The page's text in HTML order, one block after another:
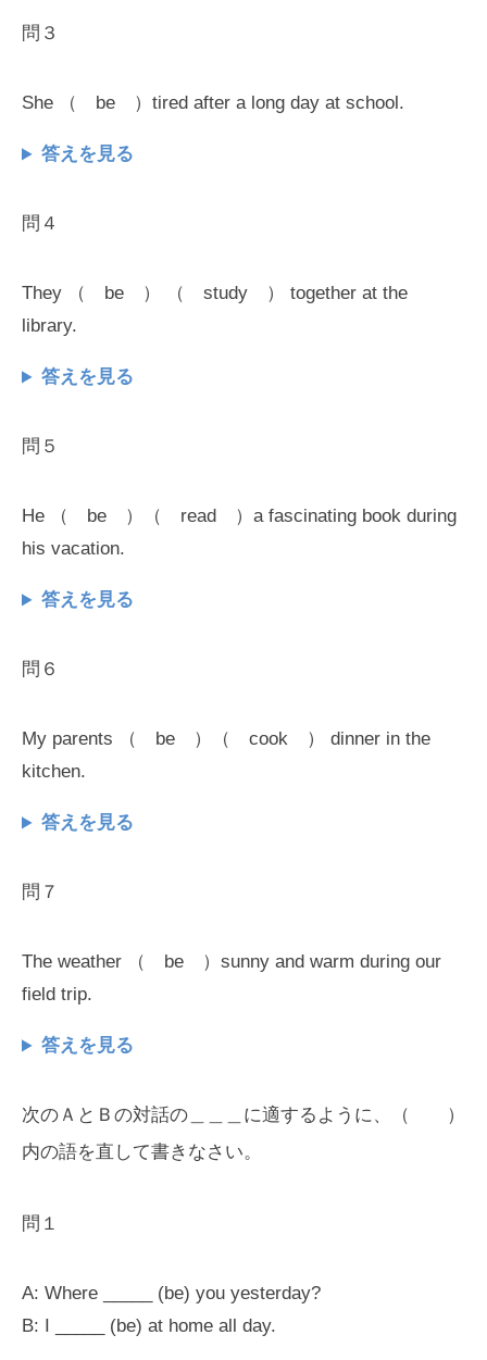
問３
She （ be ）tired after a long day at school.
答えを見る
問４
They （ be ） （ study ） together at the
library.
答えを見る
問５
He （ be ）（ read ）a fascinating book during
his vacation.
答えを見る
問６
My parents （ be ）（ cook ） dinner in the
kitchen.
答えを見る
問７
The weather （ be ）sunny and warm during our
field trip.
答えを見る
次のＡとＢの対話の＿＿＿に適するように、（ ）
内の語を直して書きなさい。
問１
A: Where _____ (be) you yesterday?
B: I _____ (be) at home all day.